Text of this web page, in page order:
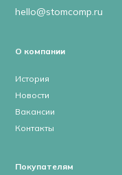
hello@stomcomp.ru
О компании
История
Новости
Вакансии
Контакты
Покупателям